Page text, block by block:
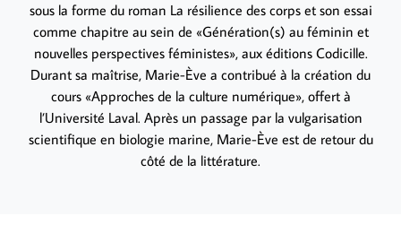
sous la forme du roman La résilience des corps et son essai
comme chapitre au sein de «Génération(s) au féminin et
nouvelles perspectives féministes», aux éditions Codicille.
Durant sa maîtrise, Marie-Ève a contribué à la création du
cours «Approches de la culture numérique», offert à
l’Université Laval. Après un passage par la vulgarisation
scientifique en biologie marine, Marie-Ève est de retour du
côté de la littérature.